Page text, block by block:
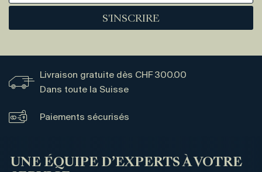
S'INSCRIRE
Livraison gratuite dès CHF 300.00
Dans toute la Suisse
Paiements sécurisés
UNE ÉQUIPE D’EXPERTS À VOTRE